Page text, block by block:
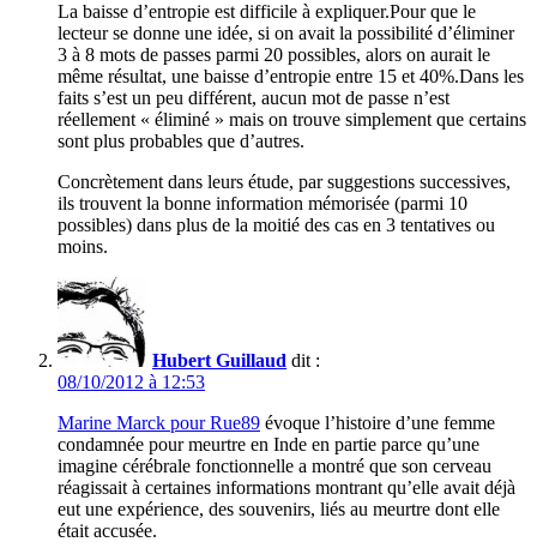
La baisse d’entropie est difficile à expliquer.Pour que le
lecteur se donne une idée, si on avait la possibilité d’éliminer
3 à 8 mots de passes parmi 20 possibles, alors on aurait le
même résultat, une baisse d’entropie entre 15 et 40%.Dans les
faits s’est un peu différent, aucun mot de passe n’est
réellement « éliminé » mais on trouve simplement que certains
sont plus probables que d’autres.
Concrètement dans leurs étude, par suggestions successives,
ils trouvent la bonne information mémorisée (parmi 10
possibles) dans plus de la moitié des cas en 3 tentatives ou
moins.
Hubert Guillaud dit :
08/10/2012 à 12:53
Marine Marck pour Rue89 évoque l’histoire d’une femme
condamnée pour meurtre en Inde en partie parce qu’une
imagine cérébrale fonctionnelle a montré que son cerveau
réagissait à certaines informations montrant qu’elle avait déjà
eut une expérience, des souvenirs, liés au meurtre dont elle
était accusée.